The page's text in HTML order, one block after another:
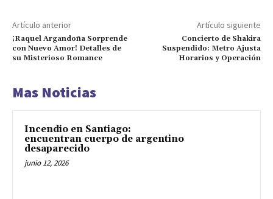
Artículo anterior
¡Raquel Argandoña Sorprende
con Nuevo Amor! Detalles de
su Misterioso Romance
Artículo siguiente
Concierto de Shakira
Suspendido: Metro Ajusta
Horarios y Operación
Mas Noticias
Incendio en Santiago:
encuentran cuerpo de argentino
desaparecido
junio 12, 2026